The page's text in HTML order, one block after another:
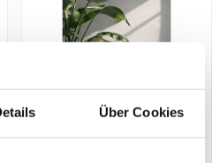
Über Cookies